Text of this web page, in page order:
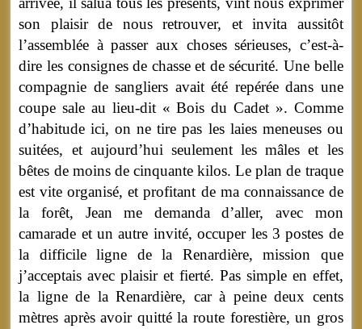
son plaisir de nous retrouver, et invita aussitôt
l’assemblée à passer aux choses sérieuses, c’est-à-
dire les consignes de chasse et de sécurité. Une belle
compagnie de sangliers avait été repérée dans une
coupe sale au lieu-dit « Bois du Cadet ». Comme
d’habitude ici, on ne tire pas les laies meneuses ou
suitées, et aujourd’hui seulement les mâles et les
bêtes de moins de cinquante kilos. Le plan de traque
est vite organisé, et profitant de ma connaissance de
la forêt, Jean me demanda d’aller, avec mon
camarade et un autre invité, occuper les 3 postes de
la difficile ligne de la Renardière, mission que
j’acceptais avec plaisir et fierté. Pas simple en effet,
la ligne de la Renardière, car à peine deux cents
mètres après avoir quitté la route forestière, un gros